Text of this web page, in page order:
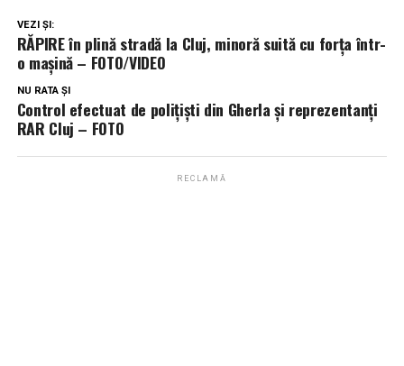
VEZI ȘI:
RĂPIRE în plină stradă la Cluj, minoră suită cu forța într-
o mașină – FOTO/VIDEO
NU RATA ȘI
Control efectuat de polițiști din Gherla și reprezentanți
RAR Cluj – FOTO
RECLAMĂ